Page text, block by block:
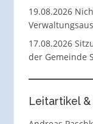
19.08.2026
17.08.2026
der Gemeinde
Leitartikel &